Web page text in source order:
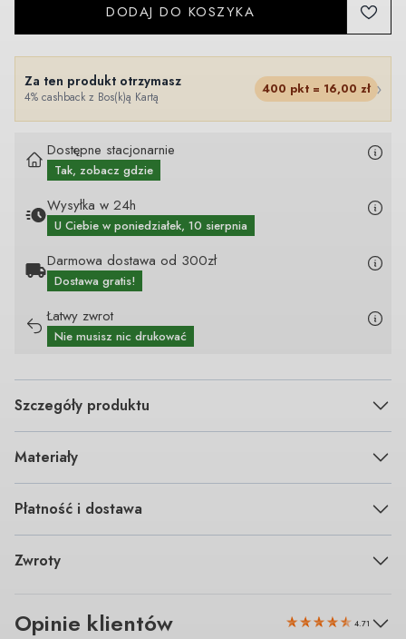
DODAJ DO KOSZYKA
Za ten produkt otrzymasz
4% cashback z Bos(k)ą Kartą
400 pkt = 16,00 zł ›
Dostępne stacjonarnie
Tak, zobacz gdzie
Wysyłka w 24h
U Ciebie w poniedziałek, 10 sierpnia
Darmowa dostawa od 300zł
Dostawa gratis!
Łatwy zwrot
Nie musisz nic drukować
Szczegóły produktu
Materiały
Płatność i dostawa
Zwroty
Opinie klientów 4.71